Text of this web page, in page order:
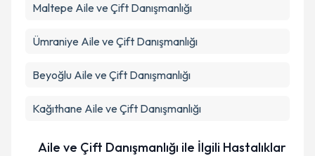
Maltepe Aile ve Çift Danışmanlığı
Ümraniye Aile ve Çift Danışmanlığı
Beyoğlu Aile ve Çift Danışmanlığı
Kağıthane Aile ve Çift Danışmanlığı
Aile ve Çift Danışmanlığı ile İlgili Hastalıklar